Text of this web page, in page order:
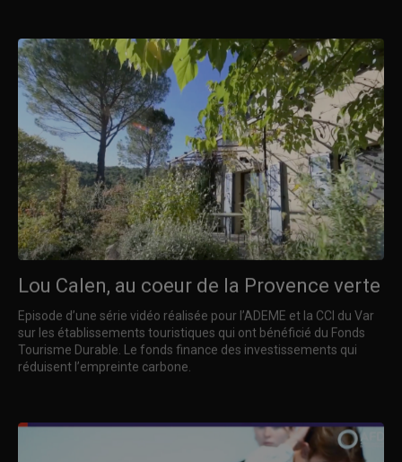
Episode d’une série vidéo réalisée pour l’ADEME et la CCI du Var
sur les établissements touristiques qui ont bénéficié du Fonds
Tourisme Durable. Le fonds finance des investissements qui
réduisent l’empreinte carbone.